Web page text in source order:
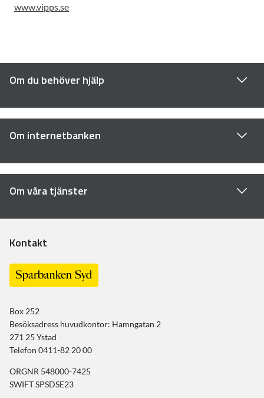
www.vipps.se
Om du behöver hjälp
Om internetbanken
Om våra tjänster
Kontakt
Box 252
Besöksadress huvudkontor: Hamngatan 2
271 25 Ystad
Telefon 0411-82 20 00
ORGNR 548000-7425
SWIFT SPSDSE23